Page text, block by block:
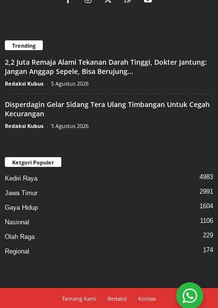
Trending
2,2 Juta Remaja Alami Tekanan Darah Tinggi, Dokter Jantung:
Jangan Anggap Sepele, Bisa Berujung...
Redaksi Kubus - 5 Agustus 2026
Disperdagin Gelar Sidang Tera Ulang Timbangan Untuk Cegah
Kecurangan
Redaksi Kubus - 5 Agustus 2026
Ketgori Populer
Kediri Raya 4983
Jawa Timur 2991
Gaya Hidup 1604
Nasional 1106
Olah Raga 229
Regional 174
Tentang Kami Redaksi Kontak